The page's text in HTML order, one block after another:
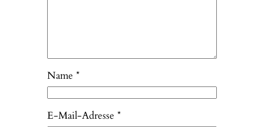
Name *
E-Mail-Adresse *